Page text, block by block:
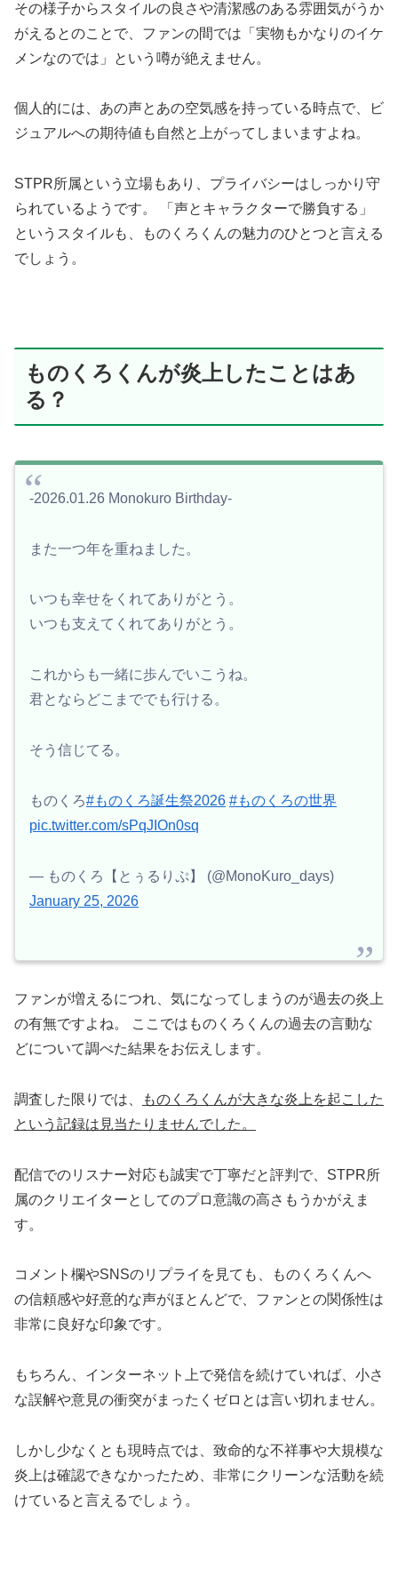
その様子からスタイルの良さや清潔感のある雰囲気がうか
がえるとのことで、ファンの間では「実物もかなりのイケ
メンなのでは」という噂が絶えません。
個人的には、あの声とあの空気感を持っている時点で、ビ
ジュアルへの期待値も自然と上がってしまいますよね。
STPR所属という立場もあり、プライバシーはしっかり守
られているようです。 「声とキャラクターで勝負する」
というスタイルも、ものくろくんの魅力のひとつと言える
でしょう。
ものくろくんが炎上したことはあ
る？
-2026.01.26 Monokuro Birthday-
また一つ年を重ねました。
いつも幸せをくれてありがとう。
いつも支えてくれてありがとう。
これからも一緒に歩んでいこうね。
君とならどこまででも行ける。
そう信じてる。
ものくろ#ものくろ誕生祭2026 #ものくろの世界
pic.twitter.com/sPqJIOn0sq
— ものくろ【とぅるりぷ】 (@MonoKuro_days)
January 25, 2026
ファンが増えるにつれ、気になってしまうのが過去の炎上
の有無ですよね。 ここではものくろくんの過去の言動な
どについて調べた結果をお伝えします。
調査した限りでは、
ものくろくんが大きな炎上を起こした
という記録は見当たりませんでした。
配信でのリスナー対応も誠実で丁寧だと評判で、STPR所
属のクリエイターとしてのプロ意識の高さもうかがえま
す。
コメント欄やSNSのリプライを見ても、ものくろくんへ
の信頼感や好意的な声がほとんどで、ファンとの関係性は
非常に良好な印象です。
もちろん、インターネット上で発信を続けていれば、小さ
な誤解や意見の衝突がまったくゼロとは言い切れません。
しかし少なくとも現時点では、致命的な不祥事や大規模な
炎上は確認できなかったため、非常にクリーンな活動を続
けていると言えるでしょう。